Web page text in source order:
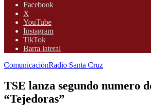
Facebook
X
YouTube
Instagram
TikTok
Barra lateral
ComunicaciónRadio Santa Cruz
TSE lanza segundo numero
“Tejedoras”